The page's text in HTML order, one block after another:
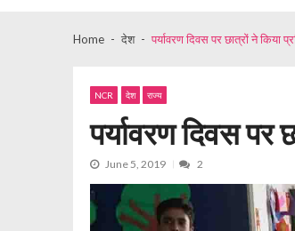
Home देश पर्यावरण दिवस पर छात्रों ने किया
NCR देश राज्य
पर्यावरण दिवस पर
June 5, 2019 2